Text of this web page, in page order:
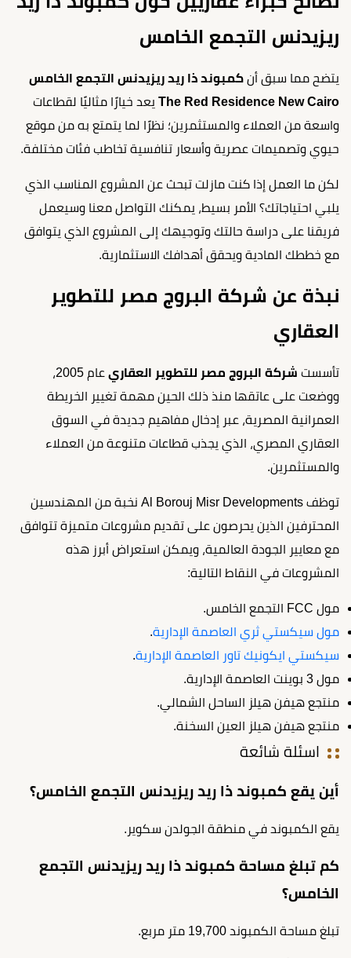
ريزيدنس التجمع الخامس
يتضح مما سبق أن كمبوند ذا ريد ريزيدنس التجمع الخامس
The Red Residence New Cairo يعد خيارًا مثاليًا لقطاعات
واسعة من العملاء والمستثمرين؛ نظرًا لما يتمتع به من موقع
حيوي وتصميمات عصرية وأسعار تنافسية تخاطب فئات مختلفة.
لكن ما العمل إذا كنت مازلت تبحث عن المشروع المناسب الذي
يلبي احتياجاتك؟ الأمر بسيط، يمكنك التواصل معنا وسيعمل
فريقنا على دراسة حالتك وتوجيهك إلى المشروع الذي يتوافق
مع خططك المادية ويحقق أهدافك الاستثمارية.
نبذة عن شركة البروج مصر للتطوير
العقاري
تأسست شركة البروج مصر للتطوير العقاري
عام 2005،
ووضعت على عاتقها منذ ذلك الحين مهمة تغيير الخريطة
العمرانية المصرية، عبر إدخال مفاهيم جديدة في السوق
العقاري المصري، الذي يجذب قطاعات متنوعة من العملاء
والمستثمرين.
توظف Al Borouj Misr Developments نخبة من المهندسين
المحترفين الذين يحرصون على تقديم مشروعات متميزة تتوافق
مع معايير الجودة العالمية، ويمكن استعراض أبرز هذه
المشروعات في النقاط التالية:
مول FCC التجمع الخامس.
مول سيكستي ثري العاصمة الإدارية.
سيكستي ايكونيك تاور العاصمة الإدارية.
مول 3 بوينت العاصمة الإدارية.
منتجع هيفن هيلز الساحل الشمالي.
منتجع هيفن هيلز العين السخنة.
اسئلة شائعة
أين يقع كمبوند ذا ريد ريزيدنس التجمع الخامس؟
يقع الكمبوند في منطقة الجولدن سكوير.
كم تبلغ مساحة كمبوند ذا ريد ريزيدنس التجمع
الخامس؟
تبلغ مساحة الكمبوند 19,700 متر مربع.